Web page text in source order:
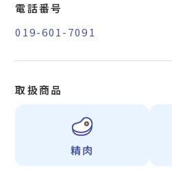
電話番号
019-601-7091
取扱商品
精肉